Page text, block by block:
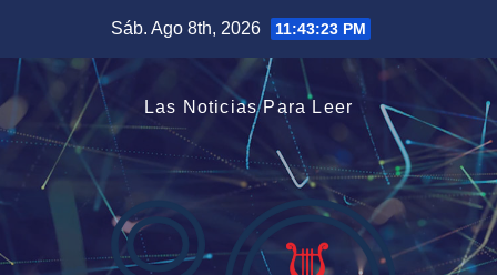
contenido
Sáb. Ago 8th, 2026 11:43:23 PM
Las Noticias Para Leer